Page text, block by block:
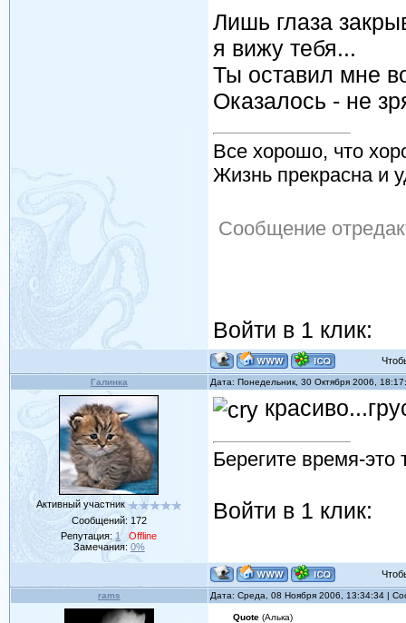
Лишь глаза
я вижу тебя...
Ты оставил мне
Оказалось - не
Все хорошо, что
Жизнь прекрасна и
Сообщение
Войти в 1 клик:
Галинка Дата: Понедельник, 30 Октября 2006,
Активный участник
Сообщений: 172
Репутация: 1
Offline
Замечания: 0%
Берегите время-это
Войти в 1 клик:
rams Дата: Среда, 08 Ноября 2006, 13:34:34 |
Quote(Алька)